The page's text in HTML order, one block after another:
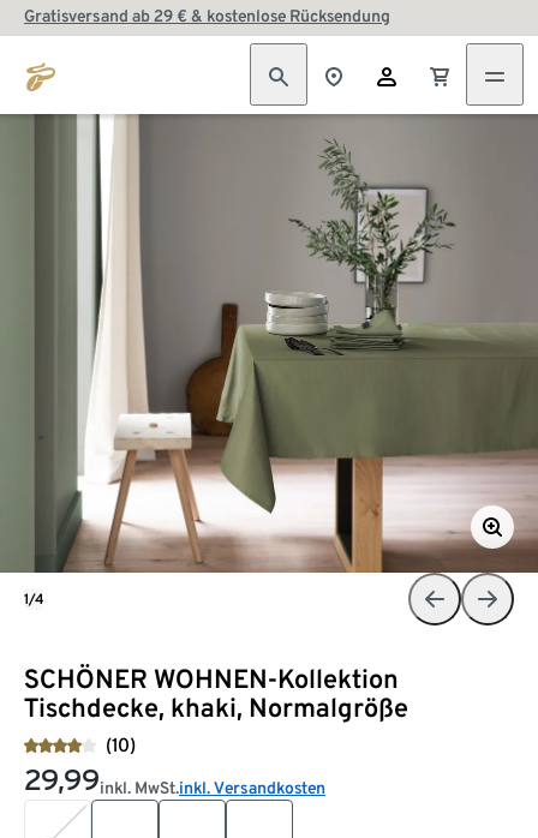
Gratisversand ab 29 € & kostenlose Rücksendung
SCHÖNER WOHNEN-Kollektion
Tischdecke, khaki, Normalgröße
(10)
29,99inkl. MwSt.inkl. Versandkosten
1/4